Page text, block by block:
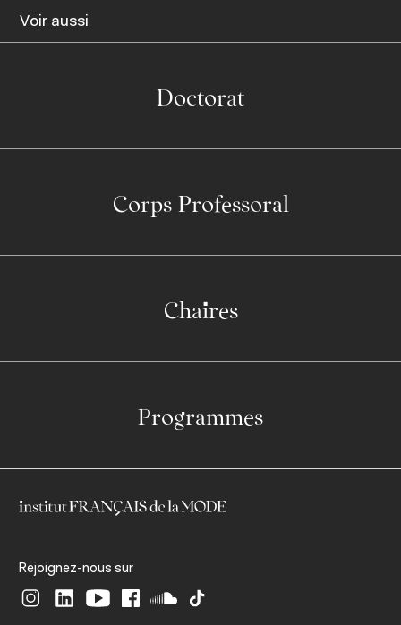
Voir aussi
Doctorat
Corps Professoral
Chaires
Programmes
Rejoignez-nous sur